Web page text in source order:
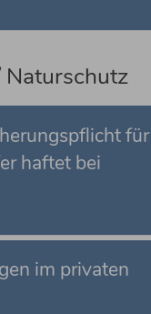
für
haftet bei
im privaten